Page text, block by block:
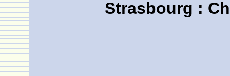
Strasbourg :